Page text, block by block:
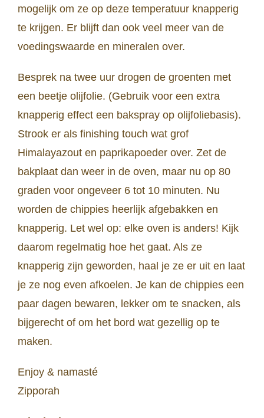
mogelijk om ze op deze temperatuur knapperig
te krijgen. Er blijft dan ook veel meer van de
voedingswaarde en mineralen over.
Besprek na twee uur drogen de groenten met
een beetje olijfolie. (Gebruik voor een extra
knapperig effect een bakspray op olijfoliebasis).
Strook er als finishing touch wat grof
Himalayazout en paprikapoeder over. Zet de
bakplaat dan weer in de oven, maar nu op 80
graden voor ongeveer 6 tot 10 minuten. Nu
worden de chippies heerlijk afgebakken en
knapperig. Let wel op: elke oven is anders! Kijk
daarom regelmatig hoe het gaat. Als ze
knapperig zijn geworden, haal je ze er uit en laat
je ze nog even afkoelen. Je kan de chippies een
paar dagen bewaren, lekker om te snacken, als
bijgerecht of om het bord wat gezellig op te
maken.
Enjoy & namasté
Zipporah